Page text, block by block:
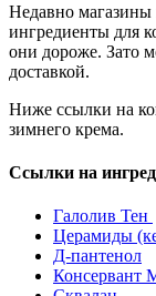
Недавно
ингредиенты для
они дороже. Зато
доставкой.
Ниже ссылки на
зимнего крема.
Ссылки на
Галолив Тен
Церамиды
Д-пантенол
Консервант